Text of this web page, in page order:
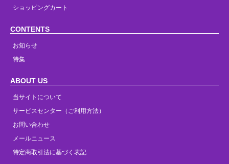
ショッピングカート
CONTENTS
お知らせ
特集
ABOUT US
当サイトについて
サービスセンター（ご利用方法）
お問い合わせ
メールニュース
特定商取引法に基づく表記